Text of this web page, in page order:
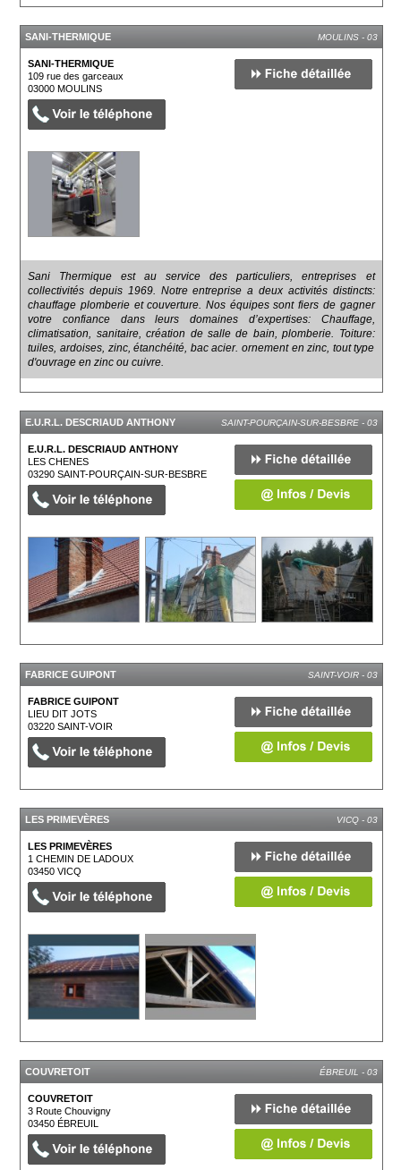
SANI-THERMIQUE MOULINS - 03
SANI-THERMIQUE
109 rue des garceaux
03000MOULINS
Sani Thermique est au service des particuliers, entreprises et
collectivités depuis 1969. Notre entreprise a deux activités distincts:
chauffage plomberie et couverture. Nos équipes sont fiers de gagner
votre confiance dans leurs domaines d’expertises: Chauffage,
climatisation, sanitaire, création de salle de bain, plomberie. Toiture:
tuiles, ardoises, zinc, étanchéité, bac acier. ornement en zinc, tout type
d'ouvrage en zinc ou cuivre.
E.U.R.L. DESCRIAUD ANTHONY SAINT-POURÇAIN-SUR-BESBRE - 03
E.U.R.L. DESCRIAUD ANTHONY
LES CHENES
03290SAINT-POURÇAIN-SUR-BESBRE
FABRICE GUIPONT SAINT-VOIR - 03
FABRICE GUIPONT
LIEU DIT JOTS
03220SAINT-VOIR
LES PRIMEVÈRES VICQ - 03
LES PRIMEVÈRES
1 CHEMIN DE LADOUX
03450VICQ
COUVRETOIT ÉBREUIL - 03
COUVRETOIT
3 Route Chouvigny
03450ÉBREUIL